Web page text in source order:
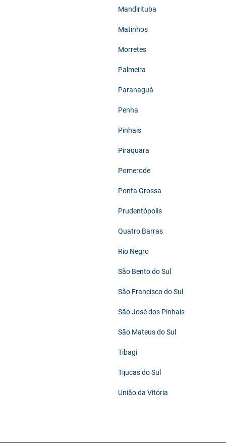
Mandirituba
Matinhos
Morretes
Palmeira
Paranaguá
Penha
Pinhais
Piraquara
Pomerode
Ponta Grossa
Prudentópolis
Quatro Barras
Rio Negro
São Bento do Sul
São Francisco do Sul
São José dos Pinhais
São Mateus do Sul
Tibagi
Tijucas do Sul
União da Vitória